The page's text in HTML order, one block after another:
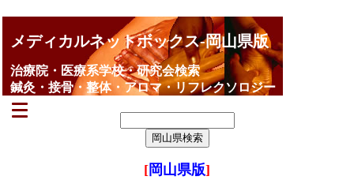
メディカルネットボックス-岡山県版
治療院・医療系学校・研究会検索
鍼灸・接骨・整体・アロマ・リフレクソロジー
[岡山県版]